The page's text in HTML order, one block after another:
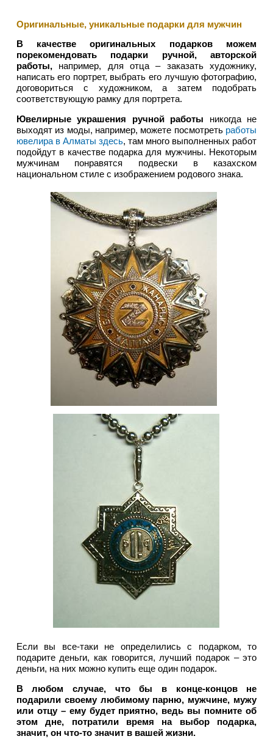
Оригинальные, уникальные подарки для мужчин
В качестве оригинальных подарков можем
порекомендовать подарки ручной, авторской
работы,например, для отца – заказать художнику,
написать его портрет, выбрать его лучшую фотографию,
договориться с художником, а затем подобрать
соответствующую рамку для портрета.
Ювелирные украшения ручной работы никогда не
выходят из моды, например, можете посмотреть работы
ювелира в Алматы здесь, там много выполненных работ
подойдут в качестве подарка для мужчины. Некоторым
мужчинам понравятся подвески в казахском
национальном стиле с изображением родового знака.
Если вы все-таки не определились с подарком, то
подарите деньги, как говорится, лучший подарок – это
деньги, на них можно купить еще один подарок.
В любом случае, что бы в конце-концов не
подарили своему любимому парню, мужчине, мужу
или отцу – ему будет приятно, ведь вы помните об
этом дне, потратили время на выбор подарка,
значит, он что-то значит в вашей жизни.